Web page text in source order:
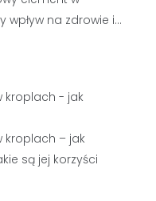
na zdrowie i…
kroplach - jak
kroplach – jak
są jej korzyści